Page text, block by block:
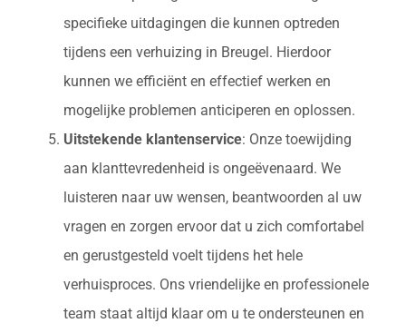
specifieke uitdagingen die kunnen optreden
tijdens een verhuizing in Breugel. Hierdoor
kunnen we efficiënt en effectief werken en
mogelijke problemen anticiperen en oplossen.
Uitstekende klantenservice: Onze toewijding
aan klanttevredenheid is ongeëvenaard. We
luisteren naar uw wensen, beantwoorden al uw
vragen en zorgen ervoor dat u zich comfortabel
en gerustgesteld voelt tijdens het hele
verhuisproces. Ons vriendelijke en professionele
team staat altijd klaar om u te ondersteunen en